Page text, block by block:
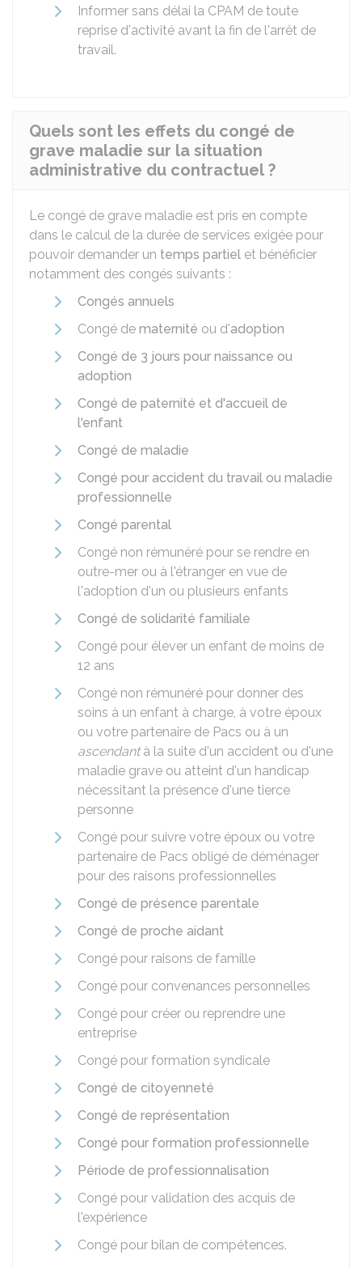
Informer sans délai la CPAM de toute
reprise d'activité avant la fin de l'arrêt de
travail.
Quels sont les effets du congé de
grave maladie sur la situation
administrative du contractuel ?
Le congé de grave maladie est pris en compte
dans le calcul de la durée de services exigée pour
pouvoir demander un temps partiel et bénéficier
notamment des congés suivants :
Congés annuels
Congé de maternité ou d'adoption
Congé de 3 jours pour naissance ou
adoption
Congé de paternité et d'accueil de
l'enfant
Congé de maladie
Congé pour accident du travail ou maladie
professionnelle
Congé parental
Congé non rémunéré pour se rendre en
outre-mer ou à l'étranger en vue de
l'adoption d'un ou plusieurs enfants
Congé de solidarité familiale
Congé pour élever un enfant de moins de
12 ans
Congé non rémunéré pour donner des
soins à un enfant à charge, à votre époux
ou votre partenaire de Pacs ou à un
ascendantà la suite d'un accident ou d'une
maladie grave ou atteint d'un handicap
nécessitant la présence d'une tierce
personne
Congé pour suivre votre époux ou votre
partenaire de Pacs obligé de déménager
pour des raisons professionnelles
Congé de présence parentale
Congé de proche aidant
Congé pour raisons de famille
Congé pour convenances personnelles
Congé pour créer ou reprendre une
entreprise
Congé pour formation syndicale
Congé de citoyenneté
Congé de représentation
Congé pour formation professionnelle
Période de professionnalisation
Congé pour validation des acquis de
l'expérience
Congé pour bilan de compétences.